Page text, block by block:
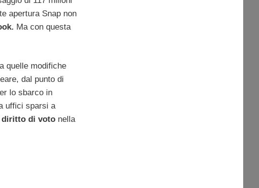
apertura Snap non
Ma con questa
quelle modifiche
dal punto di
lo sbarco in
uffici sparsi a
diritto di voto nella